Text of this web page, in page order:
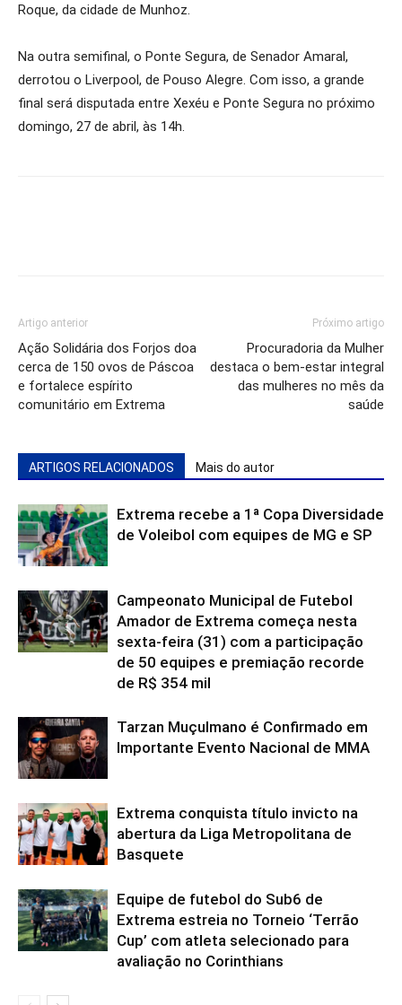
Roque, da cidade de Munhoz.
Na outra semifinal, o Ponte Segura, de Senador Amaral,
derrotou o Liverpool, de Pouso Alegre. Com isso, a grande
final será disputada entre Xexéu e Ponte Segura no próximo
domingo, 27 de abril, às 14h.
Artigo anterior
Ação Solidária dos Forjos doa
cerca de 150 ovos de Páscoa
e fortalece espírito
comunitário em Extrema
Próximo artigo
Procuradoria da Mulher
destaca o bem-estar integral
das mulheres no mês da
saúde
ARTIGOS RELACIONADOS Mais do autor
Extrema recebe a 1ª Copa Diversidade
de Voleibol com equipes de MG e SP
Campeonato Municipal de Futebol
Amador de Extrema começa nesta
sexta-feira (31) com a participação
de 50 equipes e premiação recorde
de R$ 354 mil
Tarzan Muçulmano é Confirmado em
Importante Evento Nacional de MMA
Extrema conquista título invicto na
abertura da Liga Metropolitana de
Basquete
Equipe de futebol do Sub6 de
Extrema estreia no Torneio ‘Terrão
Cup’ com atleta selecionado para
avaliação no Corinthians